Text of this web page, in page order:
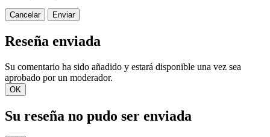
Cancelar Enviar
Reseña enviada
Su comentario ha sido añadido y estará disponible una vez sea
aprobado por un moderador.
OK
Su reseña no pudo ser enviada